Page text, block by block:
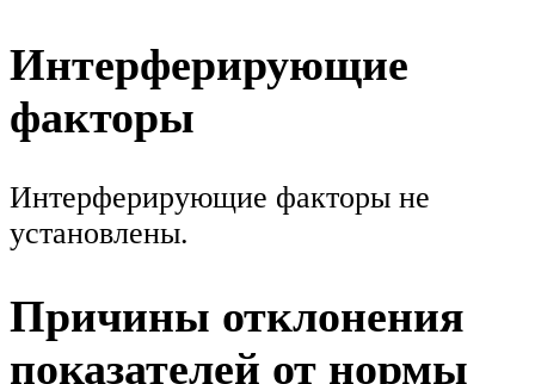
Интерферирующие
факторы
Интерферирующие факторы не
установлены.
Причины отклонения
показателей от нормы